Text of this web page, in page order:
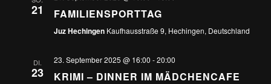
21 FAMILIENSPORTTAG
Juz Hechingen Kaufhausstraße 9, Hechingen, Deutschland
DI.
23
23. September 2025 @ 16:00 -20:00
KRIMI – DINNER IM MÄDCHENCAFE